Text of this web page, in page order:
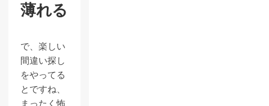
薄れる
で、楽しい
間違い探し
をやってる
とですね、
まったく怖